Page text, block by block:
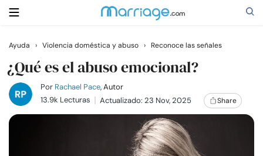
Buscar
Casarse
Ayuda › Violencia doméstica y abuso › Reconoce las señales
¿Qué es el abuso emocional?
Por Rachael Pace, Autor
13.9k Lecturas
Actualizado: 23 Nov, 2025 Share